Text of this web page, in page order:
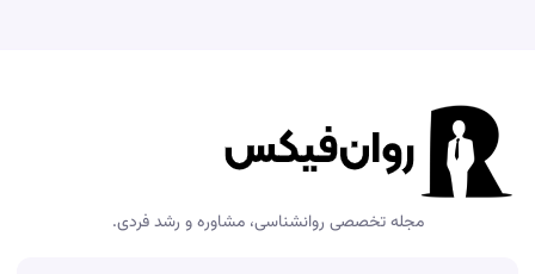
مجله تخصصی روانشناسی، مشاوره و رشد فردی.